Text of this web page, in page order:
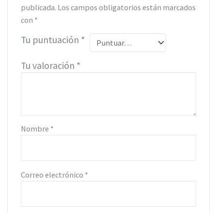
publicada. Los campos obligatorios están marcados
con *
Tu puntuación *
Tu valoración *
Nombre *
Correo electrónico *